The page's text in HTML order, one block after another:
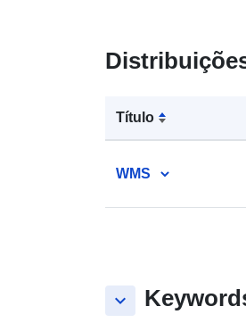
Título
WMS
keyboard_arrow_down